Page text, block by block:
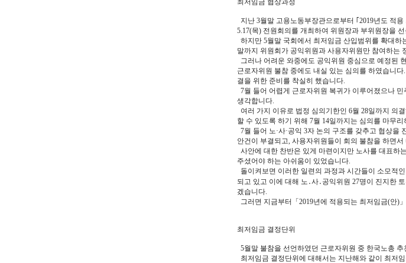
최저임금 협상과정
지난 3월말 고용노동부장관으로부터 ｢2019년도 적
5.17(목) 전원회의를 개최하여 위원장과 부위원장을
하지만 5월말 국회에서 최저임금 산입범위를 확대
말까지 위원회가 공익위원과 사용자위원만 참여하는
그러나 어려운 와중에도 공익위원 중심으로 예정된
근로자위원 불참 중에도 내실 있는 심의를 하였습니
결을 위한 준비를 착실히 했습니다.
7월 들어 어렵게 근로자위원 복귀가 이루어졌으나
생각합니다.
여러 가지 이유로 법정 심의기한인 6월 28일까지 의
할 수 있도록 하기 위해 7월 14일까지는 심의를 마무
7월 들어 노·사·공익 3자 논의 구조를 갖추고 협상
안건이 부결되고, 사용자위원들이 회의 불참을 하면
사안에 대한 찬반은 있게 마련이지만 노사를 대표하
주셨어야 하는 아쉬움이 있었습니다.
돌이켜보면 이러한 일련의 과정과 시간들이 소모적
되고 있고 이에 대해 노․사․공익위원 27명이 진지한
겠습니다.
그러면 지금부터「2019년에 적용되는 최저임금(안)
최저임금 결정단위
5월말 불참을 선언하였던 근로자위원 중 한국노총
최저임금 결정단위에 대해서는 지난해와 같이 최저